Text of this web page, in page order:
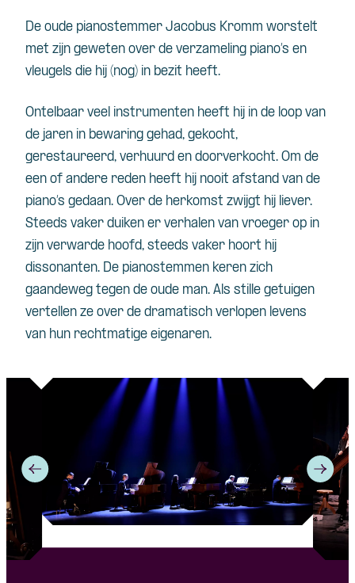
De oude pianostemmer Jacobus Kromm worstelt
met zijn geweten over de verzameling piano’s en
vleugels die hij (nog) in bezit heeft.
Ontelbaar veel instrumenten heeft hij in de loop van
de jaren in bewaring gehad, gekocht,
gerestaureerd, verhuurd en doorverkocht. Om de
een of andere reden heeft hij nooit afstand van de
piano’s gedaan. Over de herkomst zwijgt hij liever.
Steeds vaker duiken er verhalen van vroeger op in
zijn verwarde hoofd, steeds vaker hoort hij
dissonanten. De pianostemmen keren zich
gaandeweg tegen de oude man. Als stille getuigen
vertellen ze over de dramatisch verlopen levens
van hun rechtmatige eigenaren.